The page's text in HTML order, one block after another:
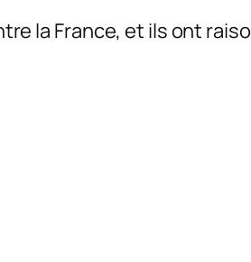
la France, et ils ont